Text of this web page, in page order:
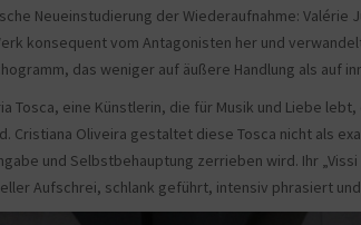
Neueinstudierung der Wiederaufnahme: Valérie
konsequent vom Antagonisten her und
das weniger auf äußere Handlung als auf
Tosca, eine Künstlerin, die für Musik und Liebe
Cristiana Oliveira gestaltet diese Tosca nicht als
und Selbstbehauptung zerrieben wird. Ihr
Aufschrei, schlank geführt, intensiv phrasiert